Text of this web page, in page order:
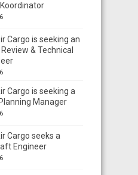
Cargo is seeking an
& Technical
Cargo is seeking a
Manager
Cargo seeks a
Engineer